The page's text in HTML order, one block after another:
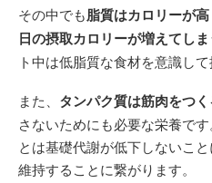
その中でも脂質はカロリーが
日の摂取カロリーが増えてしま
ト中は低脂質な食材を意識し
また、 タンパク質は筋肉をつ
さないためにも必要な栄養で
とは基礎代謝が低下しないこ
維持することに繋がります。